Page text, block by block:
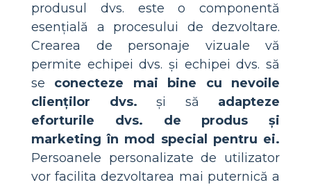
produsul dvs. este o componentă
esențială a procesului de dezvoltare.
Crearea de personaje vizuale vă
permite echipei dvs. și echipei dvs. să
se conecteze mai bine cu nevoile
clienților dvs. și să adapteze
eforturile dvs. de produs și
marketing în mod special pentru ei.
Persoanele personalizate de utilizator
vor facilita dezvoltarea mai puternică a